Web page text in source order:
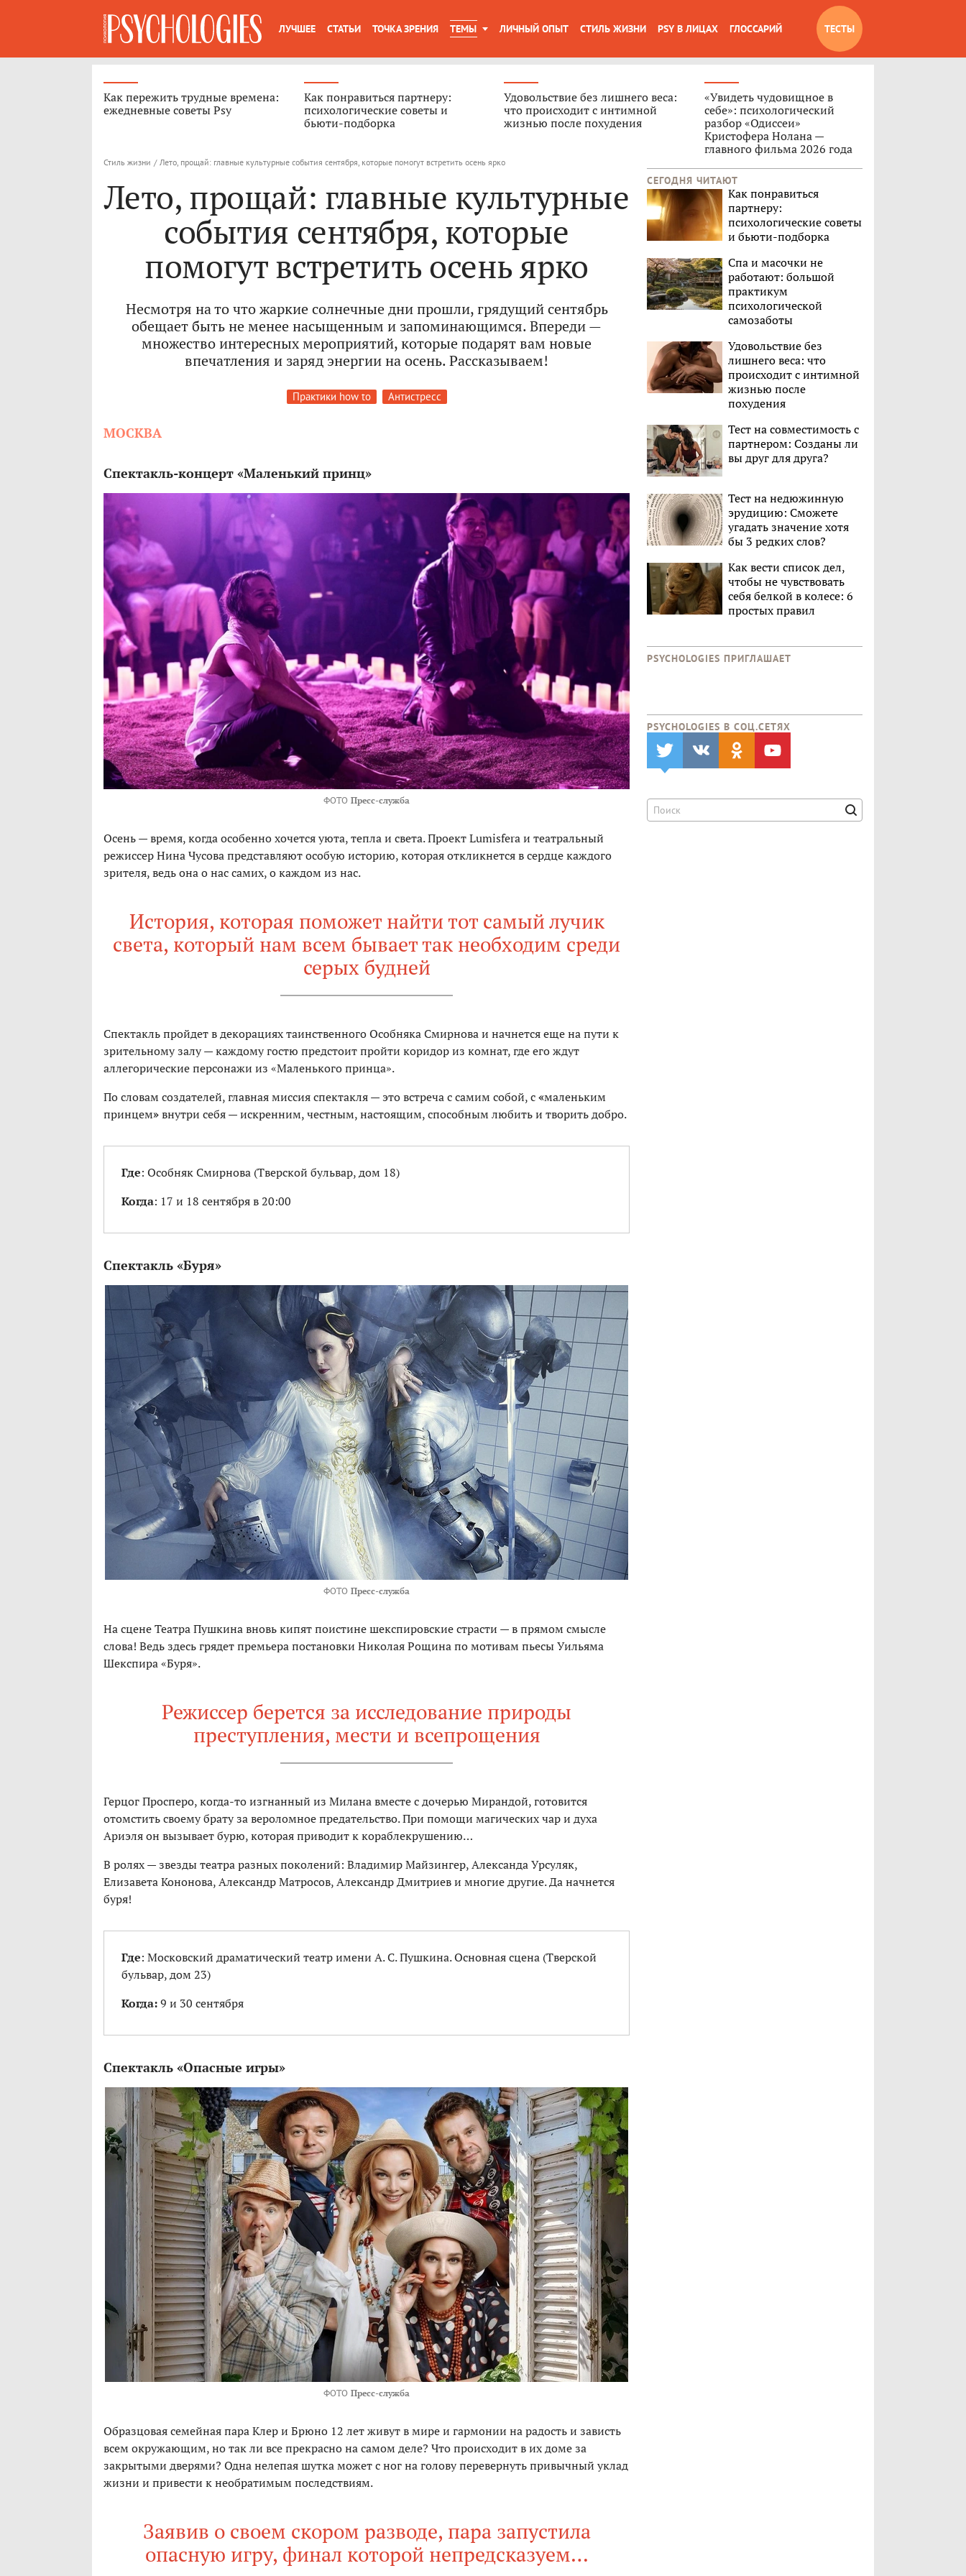
ЛУЧШЕЕ СТАТЬИ ТОЧКА ЗРЕНИЯ ТЕМЫ ЛИЧНЫЙ ОПЫТ СТИЛЬ ЖИЗНИ PSY В ЛИЦАХ ГЛОССАРИЙ ТЕСТЫ
Как пережить трудные времена:
ежедневные советы Psy
Как понравиться партнеру:
психологические советы и
бьюти-подборка
Удовольствие без лишнего веса:
что происходит с интимной
жизнью после похудения
«Увидеть чудовищное в
себе»: психологический
разбор «Одиссеи»
Кристофера Нолана —
главного фильма 2026 года
Стиль жизни / Лето, прощай: главные культурные события сентября, которые помогут встретить осень ярко
Лето, прощай: главные культурные
события сентября, которые
помогут встретить осень ярко
Несмотря на то что жаркие солнечные дни прошли, грядущий сентябрь
обещает быть не менее насыщенным и запоминающимся. Впереди —
множество интересных мероприятий, которые подарят вам новые
впечатления и заряд энергии на осень. Рассказываем!
Практики how to Антистресс
МОСКВА
Спектакль-концерт «Маленький принц»
ФОТО Пресс-служба
Осень — время, когда особенно хочется уюта, тепла и света. Проект Lumisfera и театральный
режиссер Нина Чусова представляют особую историю, которая откликнется в сердце каждого
зрителя, ведь она о нас самих, о каждом из нас.
История, которая поможет найти тот самый лучик
света, который нам всем бывает так необходим среди
серых будней
Спектакль пройдет в декорациях таинственного Особняка Смирнова и начнется еще на пути к
зрительному залу — каждому гостю предстоит пройти коридор из комнат, где его ждут
аллегорические персонажи из «Маленького принца».
По словам создателей, главная миссия спектакля — это встреча с самим собой, с«маленьким
принцем»внутри себя — искренним, честным, настоящим, способным любить и творить добро.
Где: Особняк Смирнова (Тверской бульвар, дом 18)
Когда: 17 и 18 сентября в 20:00
Спектакль «Буря»
ФОТО Пресс-служба
На сцене Театра Пушкина вновь кипят поистине шекспировские страсти — в прямом смысле
слова! Ведь здесь грядет премьера постановки Николая Рощина по мотивам пьесы Уильяма
Шекспира «Буря».
Режиссер берется за исследование природы
преступления, мести и всепрощения
Герцог Просперо, когда-то изгнанный из Милана вместе с дочерью Мирандой, готовится
отомстить своему брату за вероломное предательство. При помощи магических чар и духа
Ариэля он вызывает бурю, которая приводит к кораблекрушению…
В ролях — звезды театра разных поколений: Владимир Майзингер, Александа Урсуляк,
Елизавета Кононова, Александр Матросов, Александр Дмитриев и многие другие. Да начнется
буря!
Где: Московский драматический театр имени А. С. Пушкина. Основная сцена (Тверской
бульвар, дом 23)
Когда:9 и 30 сентября
Спектакль «Опасные игры»
ФОТО Пресс-служба
Образцовая семейная пара Клер и Брюно 12 лет живут в мире и гармонии на радость и зависть
всем окружающим, но так ли все прекрасно на самом деле? Что происходит в их доме за
закрытыми дверями? Одна нелепая шутка может с ног на голову перевернуть привычный уклад
жизни и привести к необратимым последствиям.
Заявив о своем скором разводе, пара запустила
опасную игру, финал которой непредсказуем…
СЕГОДНЯ ЧИТАЮТ
Как понравиться
партнеру:
психологические советы
и бьюти-подборка
Спа и масочки не
работают: большой
практикум
психологической
самозаботы
Удовольствие без
лишнего веса: что
происходит с интимной
жизнью после
похудения
Тест на совместимость с
партнером: Созданы ли
вы друг для друга?
Тест на недюжинную
эрудицию: Сможете
угадать значение хотя
бы 3 редких слов?
Как вести список дел,
чтобы не чувствовать
себя белкой в колесе: 6
простых правил
PSYCHOLOGIES ПРИГЛАШАЕТ
PSYCHOLOGIES В CОЦ.СЕТЯХ